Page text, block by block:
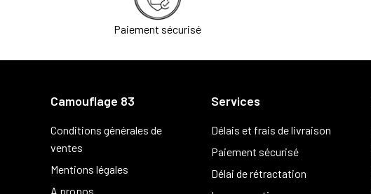
Paiement sécurisé
Camouflage 83
Conditions générales de
ventes
Mentions légales
A propos
Services
Délais et frais de livraison
Paiement sécurisé
Délai de rétractation